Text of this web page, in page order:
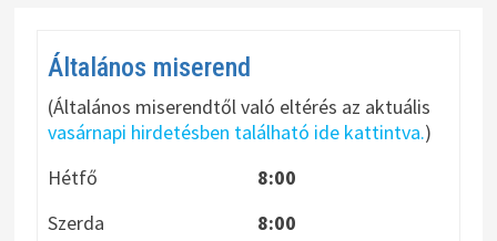
Általános miserend
(Általános miserendtől való eltérés az aktuális
vasárnapi hirdetésben található ide kattintva.)
Hétfő
8:00
Szerda
8:00